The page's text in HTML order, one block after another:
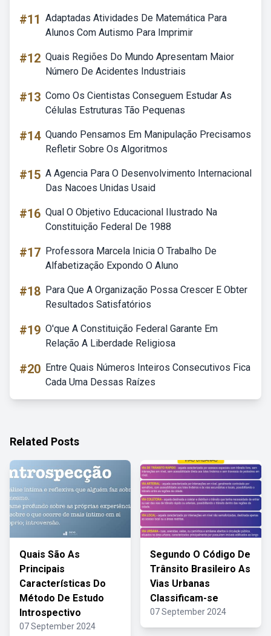
#11 Adaptadas Atividades De Matemática Para
Alunos Com Autismo Para Imprimir
#12 Quais Regiões Do Mundo Apresentam Maior
Número De Acidentes Industriais
#13 Como Os Cientistas Conseguem Estudar As
Células Estruturas Tão Pequenas
#14 Quando Pensamos Em Manipulação Precisamos
Refletir Sobre Os Algoritmos
#15 A Agencia Para O Desenvolvimento Internacional
Das Nacoes Unidas Usaid
#16 Qual O Objetivo Educacional Ilustrado Na
Constituição Federal De 1988
#17 Professora Marcela Inicia O Trabalho De
Alfabetização Expondo O Aluno
#18 Para Que A Organização Possa Crescer E Obter
Resultados Satisfatórios
#19 O'que A Constituição Federal Garante Em
Relação A Liberdade Religiosa
#20 Entre Quais Números Inteiros Consecutivos Fica
Cada Uma Dessas Raízes
Related Posts
Quais São As
Principais
Características Do
Método De Estudo
Introspectivo
07 September 2024
Segundo O Código De
Trânsito Brasileiro As
Vias Urbanas
Classificam-se
07 September 2024